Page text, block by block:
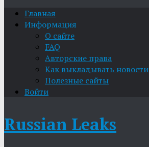
Главная
Информация
О сайте
FAQ
Авторские права
Как выкладывать новости
Полезные сайты
Войти
Russian Leaks